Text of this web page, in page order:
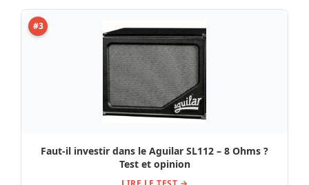
#3
Faut-il investir dans le Aguilar SL112 – 8 Ohms ?
Test et opinion